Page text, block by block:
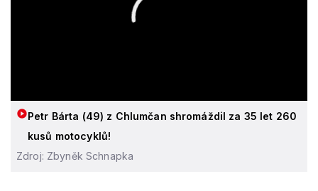
Petr Bárta (49) z Chlumčan shromáždil za 35 let 260
kusů motocyklů!
Zdroj: Zbyněk Schnapka